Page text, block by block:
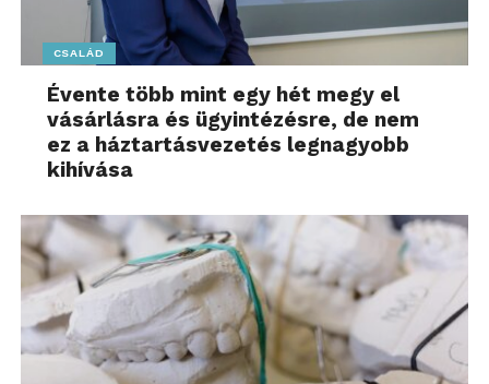
CSALÁD
Évente több mint egy hét megy el
vásárlásra és ügyintézésre, de nem
ez a háztartásvezetés legnagyobb
kihívása